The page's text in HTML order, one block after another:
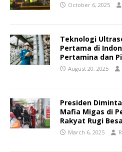
October 6, 2025
Teknologi
Pertama di
Pertamina dan
August 20, 2025
Presiden
Mafia Migas di
Rakyat Rugi
March 6, 2025